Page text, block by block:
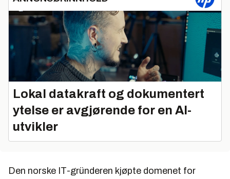
Lokal datakraft og dokumentert
ytelse er avgjørende for en AI-
utvikler
Den norske IT-gründeren kjøpte domenet for